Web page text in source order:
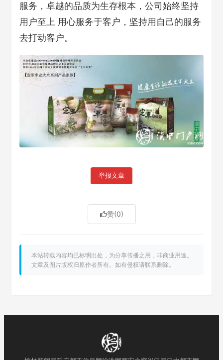
服务，卓越的品质为生存根本，公司始终坚持
用户至上 用心服务于客户，坚持用自己的服务
去打动客户。
举报文章
赞(0)
本站转载内容均已标明出处，为分享传播之用，非商业用途。
文章及图片版权归原作者所有。如有侵权请联系删除。